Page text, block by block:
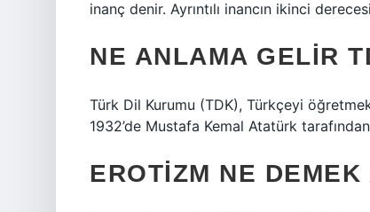
inanç denir. Ayrıntılı inancın ikinci
NE ANLAMA GELIR
Türk Dil Kurumu (TDK), Türkçeyi
1932’de Mustafa Kemal Atatürk
EROTIZM NE